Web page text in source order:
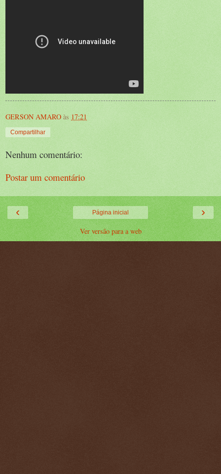
GERSON AMARO às 17:21
Compartilhar
Nenhum comentário:
Postar um comentário
‹ ›
Página inicial
Ver versão para a web